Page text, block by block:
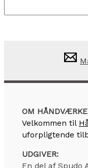
OM
Velkommen til
uforpligtende
UDGIVER:
En del af Spudo